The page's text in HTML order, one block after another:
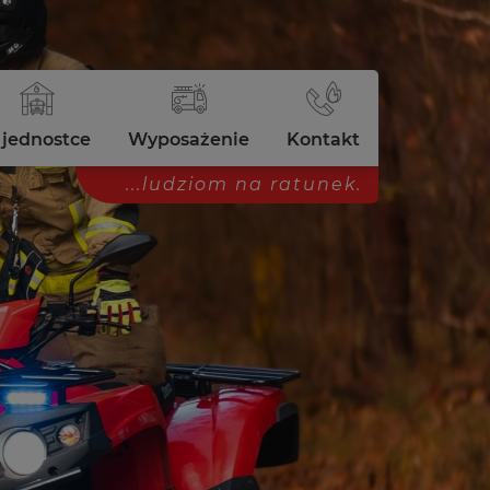
jednostce Wyposażenie Kontakt
...ludziom na ratunek.